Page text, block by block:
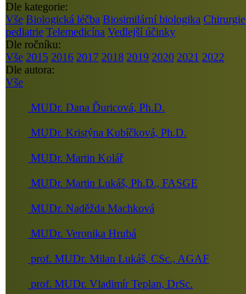
Dle kategorie:
Vše Biologická léčba Biosimilární biologika Chirurgie
pediatrie Telemedicína Vedlejší účinky
Dle ročníku:
Vše 2015 2016 2017 2018 2019 2020 2021 2022
Dle autora:
Vše
MUDr. Dana Ďuricová, Ph.D.
MUDr. Kristýna Kubíčková, Ph.D.
MUDr. Martin Kolář
MUDr. Martin Lukáš, Ph.D., FASGE
MUDr. Naděžda Machková
MUDr. Veronika Hrubá
prof. MUDr. Milan Lukáš, CSc., AGAF
prof. MUDr. Vladimír Teplan, DrSc.